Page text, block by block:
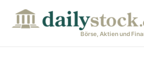
Inhalt
Börse, Aktien und
navigation